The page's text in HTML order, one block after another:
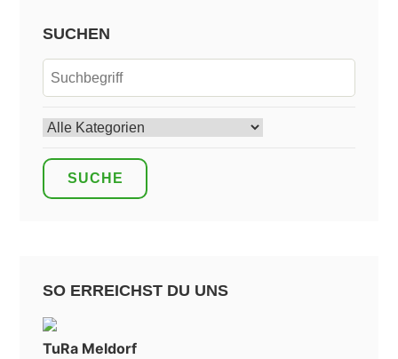
SUCHEN
SO ERREICHST DU UNS
TuRa Meldorf